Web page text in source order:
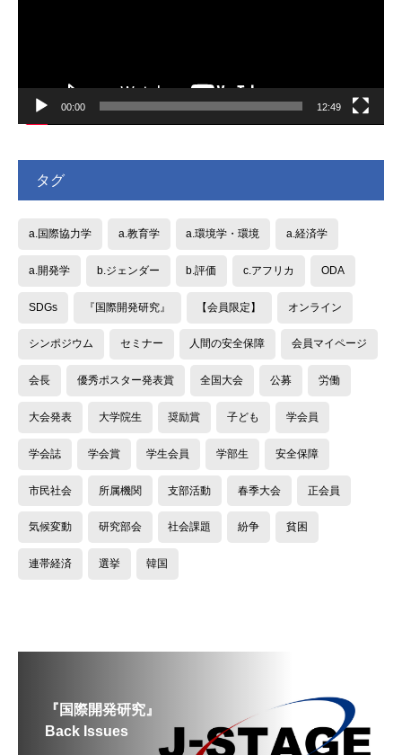
00:00 12:49
タグ
a.国際協力学 a.教育学 a.環境学・環境 a.経済学
a.開発学 b.ジェンダー b.評価 c.アフリカ ODA
SDGs 『国際開発研究』 【会員限定】 オンライン
シンポジウム セミナー 人間の安全保障 会員マイページ
会長 優秀ポスター発表賞 全国大会 公募 労働
大会発表 大学院生 奨励賞 子ども 学会員
学会誌 学会賞 学生会員 学部生 安全保障
市民社会 所属機関 支部活動 春季大会 正会員
気候変動 研究部会 社会課題 紛争 貧困
連帯経済 選挙 韓国
『国際開発研究』
Back Issues